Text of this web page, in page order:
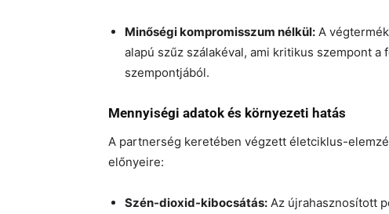
Minőségi kompromisszum nélkül: A
alapú szűz szálakéval, ami kritikus szempont
szempontjából.
Mennyiségi adatok és környezeti hatás
A partnerség keretében végzett életciklus-
előnyeire:
Szén-dioxid-kibocsátás: Az újrahasznosított